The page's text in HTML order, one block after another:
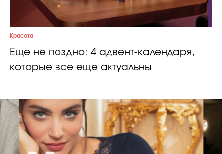
Красота
Еще не поздно: 4 адвент-календаря,
которые все еще актуальны